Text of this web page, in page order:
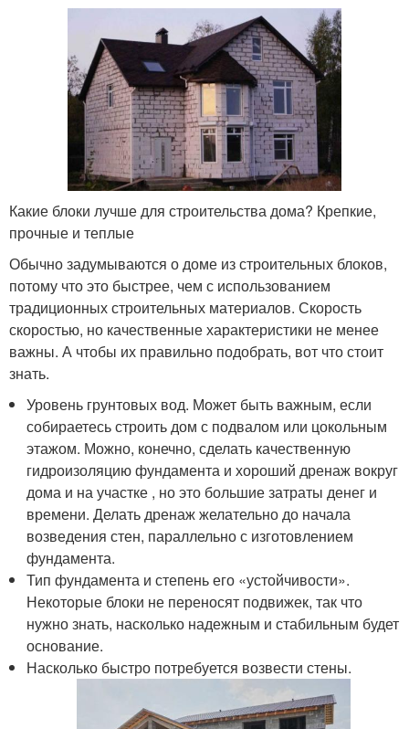
Какие блоки лучше для строительства дома? Крепкие,
прочные и теплые
Обычно задумываются о доме из строительных блоков,
потому что это быстрее, чем с использованием
традиционных строительных материалов. Скорость
скоростью, но качественные характеристики не менее
важны. А чтобы их правильно подобрать, вот что стоит
знать.
Уровень грунтовых вод. Может быть важным, если
собираетесь строить дом с подвалом или цокольным
этажом. Можно, конечно, сделать качественную
гидроизоляцию фундамента и хороший дренаж вокруг
дома и на участке , но это большие затраты денег и
времени. Делать дренаж желательно до начала
возведения стен, параллельно с изготовлением
фундамента.
Тип фундамента и степень его «устойчивости».
Некоторые блоки не переносят подвижек, так что
нужно знать, насколько надежным и стабильным будет
основание.
Насколько быстро потребуется возвести стены.